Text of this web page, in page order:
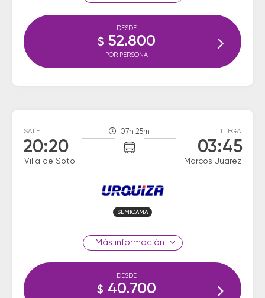
DESDE
$ 52.800
POR PERSONA
SALE
20:20
Villa de Soto
07h 25m LLEGA
03:45
Marcos Juarez
SEMICAMA
información
DESDE
$ 40.700